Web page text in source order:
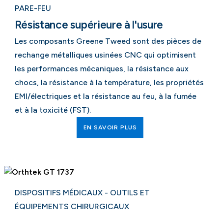
PARE-FEU
Résistance supérieure à l'usure
Les composants Greene Tweed sont des pièces de
rechange métalliques usinées CNC qui optimisent
les performances mécaniques, la résistance aux
chocs, la résistance à la température, les propriétés
EMI/électriques et la résistance au feu, à la fumée
et à la toxicité (FST).
EN SAVOIR PLUS
DISPOSITIFS MÉDICAUX - OUTILS ET
ÉQUIPEMENTS CHIRURGICAUX